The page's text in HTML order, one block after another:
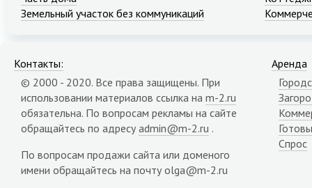
Земельный участок без коммуникаций
Контакты:
© 2000 - 2020. Все права защищены. При
использовании материалов ссылка на m-2.ru
обязательна. По вопросам рекламы на сайте
обращайтесь по адресу admin@m-2.ru .
По вопросам продажи сайта или доменого
имени обращайтесь на почту olga@m-2.ru
Аренда
Спрос